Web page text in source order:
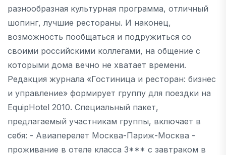
разнообразная культурная программа, отличный
шопинг, лучшие рестораны. И наконец,
возможность пообщаться и подружиться со
своими российскими коллегами, на общение с
которыми дома вечно не хватает времени.
Редакция журнала «Гостиница и ресторан: бизнес
и управление» формирует группу для поездки на
EquipHotel 2010. Специальный пакет,
предлагаемый участникам группы, включает в
себя: - Авиаперелет Москва-Париж-Москва -
проживание в отеле класса 3*** с завтраком в